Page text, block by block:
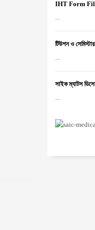
IHT Form
...
টিউশন ও
...
সাইক ম্যাটস
...